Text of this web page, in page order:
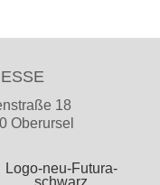
18
Oberursel